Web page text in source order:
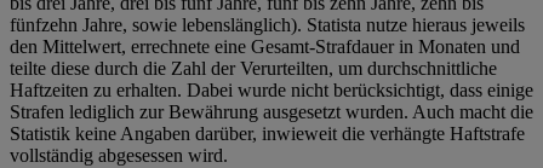
fünfzehn Jahre, sowie lebenslänglich). Statista nutze hieraus jeweils
den Mittelwert, errechnete eine Gesamt-Strafdauer in Monaten und
teilte diese durch die Zahl der Verurteilten, um durchschnittliche
Haftzeiten zu erhalten. Dabei wurde nicht berücksichtigt, dass einige
Strafen lediglich zur Bewährung ausgesetzt wurden. Auch macht die
Statistik keine Angaben darüber, inwieweit die verhängte Haftstrafe
vollständig abgesessen wird.